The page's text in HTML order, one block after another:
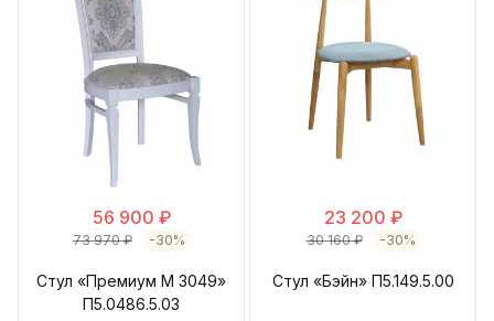
56 900 ₽
73 970 ₽ -30%
Стул «Премиум М 3049»
П5.0486.5.03
23 200 ₽
30 160 ₽ -30%
Стул «Бэйн» П5.149.5.00